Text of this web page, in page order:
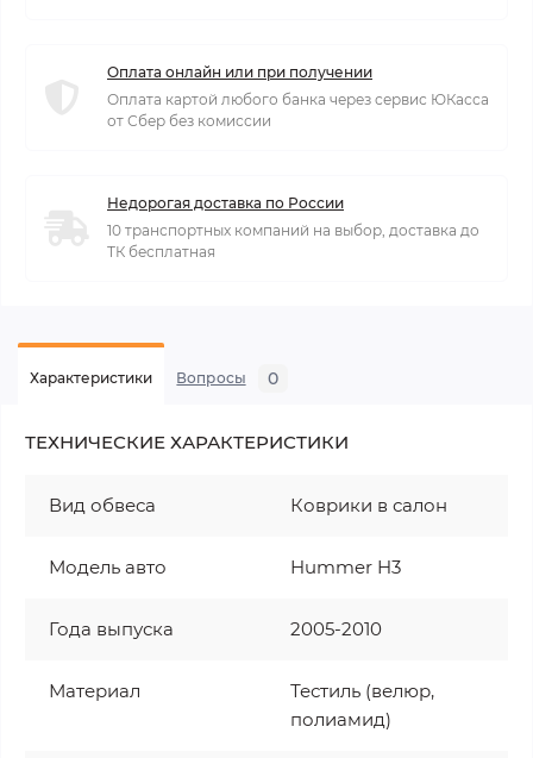
Оплата онлайн или при получении
Оплата картой любого банка через сервис ЮКасса
от Сбер без комиссии
Недорогая доставка по России
10 транспортных компаний на выбор, доставка до
ТК бесплатная
Характеристики Вопросы 0
ТЕХНИЧЕСКИЕ ХАРАКТЕРИСТИКИ
Вид обвеса Коврики в салон
Модель авто Hummer H3
Года выпуска 2005-2010
Материал
Тестиль (велюр,
полиамид)